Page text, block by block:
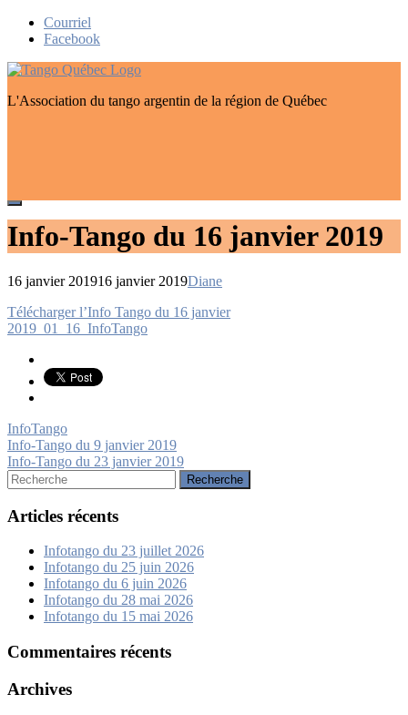
Skip
Courriel
Facebook
L'Association du tango argentin de la région de Québec
Info-Tango du 16 janvier 2019
16 janvier 201916 janvier 2019Diane
Navigation
de
Télécharger l’Info Tango du 16 janvier
2019_01_16_InfoTango
InfoTango
Navigation
de
l’article
Info-Tango du 9 janvier 2019
Info-Tango du 23 janvier 2019
Rechercher:
Articles récents
Infotango du 23 juillet 2026
Infotango du 25 juin 2026
Infotango du 6 juin 2026
Infotango du 28 mai 2026
Infotango du 15 mai 2026
Commentaires récents
Archives